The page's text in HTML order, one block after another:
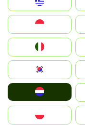
South Korea